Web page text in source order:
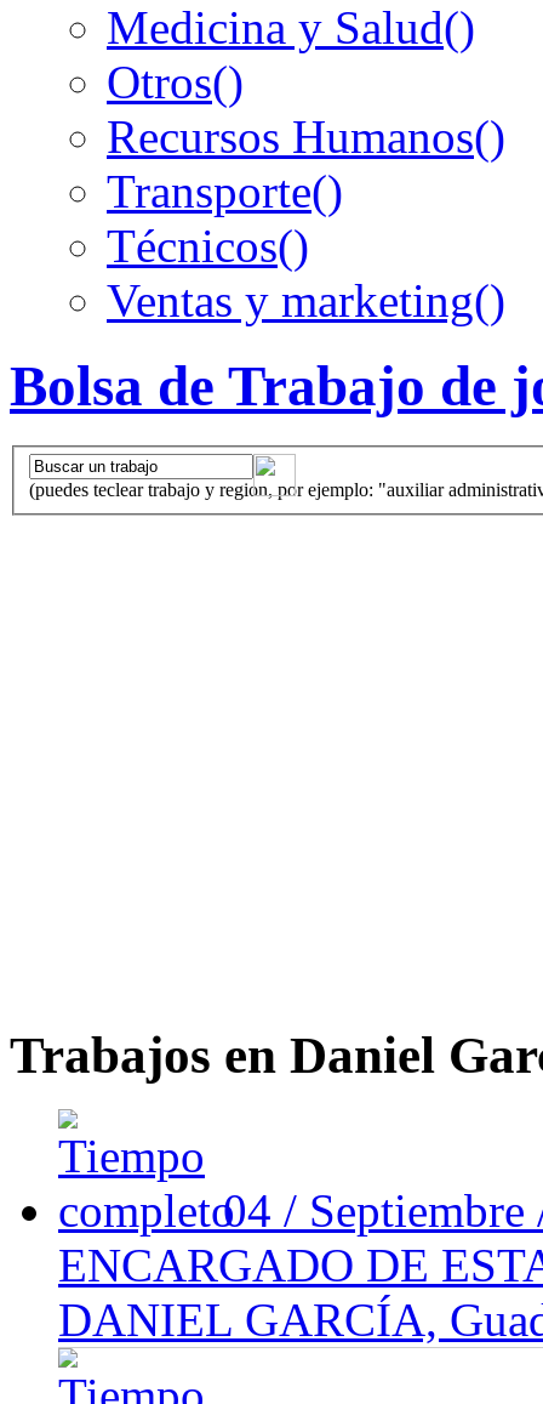
Medicina y Salud()
Otros()
Recursos Humanos()
Transporte()
Técnicos()
Ventas y marketing()
Bolsa de Trabajo de
(puedes teclear trabajo y region, por ejemplo: "auxiliar
Trabajos en Daniel
04 /
ENCARGADO DE
DANIEL GARCÍA,